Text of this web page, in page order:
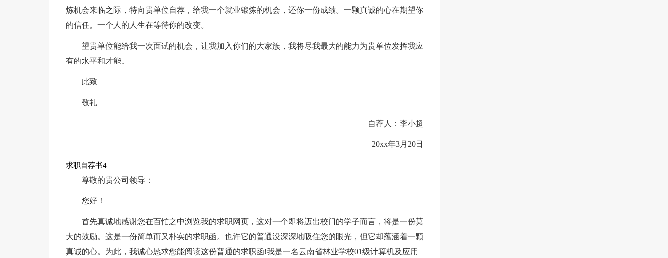
炼机会来临之际，特向贵单位自荐，给我一个就业锻炼的机会，还你一份成绩。一颗真诚的心在期望你
的信任。一个人的人生在等待你的改变。
望贵单位能给我一次面试的机会，让我加入你们的大家族，我将尽我最大的能力为贵单位发挥我应
有的水平和才能。
此致
敬礼
自荐人：李小超
20xx年3月20日
求职自荐书4
尊敬的贵公司领导：
您好！
首先真诚地感谢您在百忙之中浏览我的求职网页，这对一个即将迈出校门的学子而言，将是一份莫
大的鼓励。这是一份简单而又朴实的求职函。也许它的普通没深深地吸住您的眼光，但它却蕴涵着一颗
真诚的心。为此，我诚心恳求您能阅读这份普通的求职函!我是一名云南省林业学校01级计算机及应用